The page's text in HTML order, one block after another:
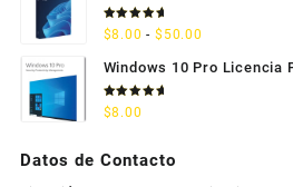
Valorado
con5.00
$8.00 - $ 50.00
Windows 10 Pro Licencia
Valorado
con5.00
$8.00
Datos de Contacto